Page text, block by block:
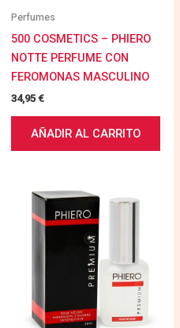
Perfumes
500 COSMETICS – PHIERO
NOTTE PERFUME CON
FEROMONAS MASCULINO
34,95€
AÑADIR AL CARRITO